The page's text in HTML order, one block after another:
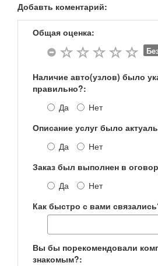
Добавть коментарий:
Общая оценка:
Наличие авто(узлов) было
правильно?:
Да
Нет
Описание услуг было
Да
Нет
Заказ был выполнен в
Да
Нет
Как быстро с вами
Вы бы порекомендовали
знакомым?: